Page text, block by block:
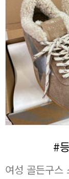
#
여성 골든구